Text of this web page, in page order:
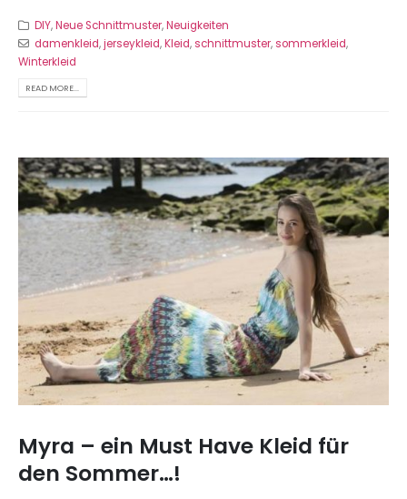
DIY,Neue Schnittmuster,Neuigkeiten
damenkleid,jerseykleid,Kleid,schnittmuster,sommerkleid,
Winterkleid
READ MORE...
Myra – ein Must Have Kleid für
den Sommer…!